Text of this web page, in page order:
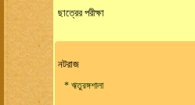
ছাত্রের পরীক্ষা
নটরাজ
* ঋতুরঙ্গশালা